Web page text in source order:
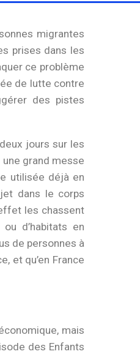
migrantes
prises dans les
ce problème
de lutte contre
des pistes
jours sur les
grand messe
utilisée déjà en
dans le corps
les chassent
d’habitats en
de personnes à
et qu’en France
mais
des Enfants